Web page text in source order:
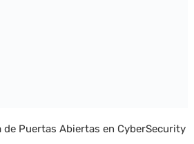
de Puertas Abiertas en CyberSecurity